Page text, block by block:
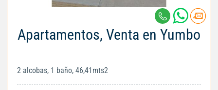
Apartamentos, Venta en Yumbo
2 alcobas, 1 baño, 46,41mts2